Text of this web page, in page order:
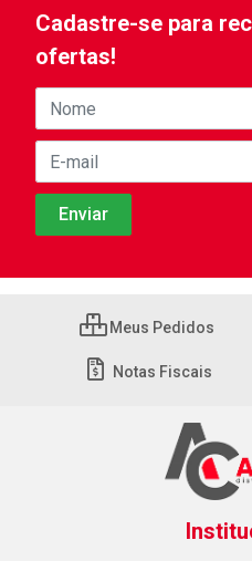
Cadastre-se para
ofertas!
Meus Pedidos
Notas Fiscais